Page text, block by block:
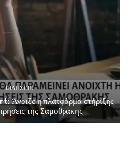
EΙΔΗΣΕΙΣ
η πλατφόρμα στήριξης
της Σαμοθράκης